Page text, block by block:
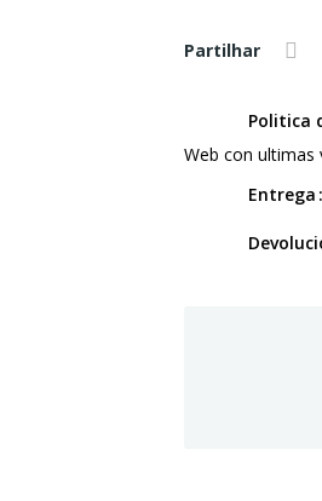
Partilhar
Politica
Web con ultimas
Entrega